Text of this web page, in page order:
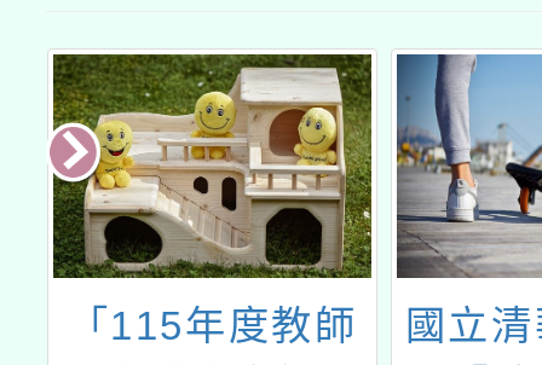
「115年度教師
國立